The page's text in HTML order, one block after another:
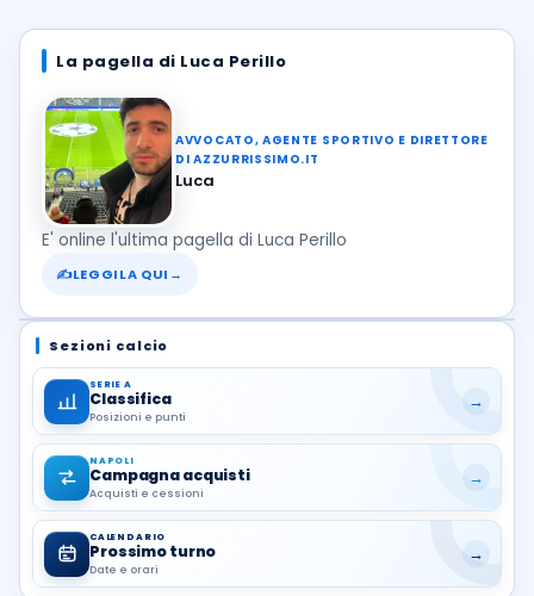
La pagella di Luca Perillo
AVVOCATO, AGENTE SPORTIVO E DIRETTORE
DI AZZURRISSIMO.IT
Luca
E' online l'ultima pagella di Luca Perillo
✍LEGGILA QUI →
Sezioni calcio
SERIE A
Classifica
Posizioni e punti
→
NAPOLI
Campagna acquisti
Acquisti e cessioni
→
CALENDARIO
Prossimo turno
Date e orari
→